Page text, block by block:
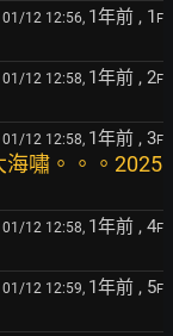
01/12 12:56, 1年前 , 1 F
01/12 12:58, 1年前 , 2F
01/12 12:58, 1年前 , 3F
嘯。。。2025
01/12 12:58, 1年前 , 4F
01/12 12:59, 1年前 , 5F